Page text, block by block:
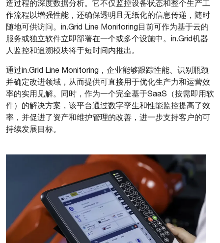
造过程的深度数据分析。它不仅监控设备状态和整个生产工
作流程以增强性能，还确保透明且无纸化的信息传递，随时
随地可供访问。in.Grid Line Monitoring目前可作为基于云的
服务或独立软件立即部署在一个或多个设施中。in.Grid机器
人监控和追溯模块将于短时间内推出。
通过in.Grid Line Monitoring，企业能够跟踪性能、识别瓶颈
并确定改进领域，从而提供可直接用于优化生产力和运营效
率的实用见解。同时，作为一个完全基于SaaS（按需即用软
件）的解决方案，该平台通过数字孪生和性能监控提高了效
率，并促进了资产和维护管理的改善，进一步支持客户的可
持续发展目标。